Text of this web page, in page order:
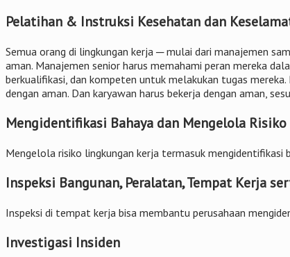
Pelatihan & Instruksi Kesehatan dan
Semua orang di lingkungan kerja ─ mulai dari manajemen
aman. Manajemen senior harus memahami peran mereka
berkualifikasi, dan kompeten untuk melakukan tugas
dengan aman. Dan karyawan harus bekerja dengan aman,
Mengidentifikasi Bahaya dan Mengelola Risiko
Mengelola risiko lingkungan kerja termasuk mengidentifikasi
Inspeksi Bangunan, Peralatan, Tempat Kerja
Inspeksi di tempat kerja bisa membantu perusahaan
Investigasi Insiden